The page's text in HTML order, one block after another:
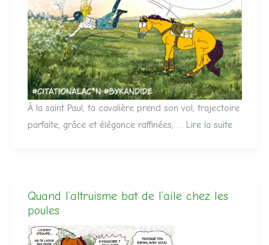
À la saint Paul, ta cavalière prend son vol, trajectoire
parfaite, grâce et élégance raffinées, … Lire la suite
Quand l’altruisme bat de l’aile chez les
poules